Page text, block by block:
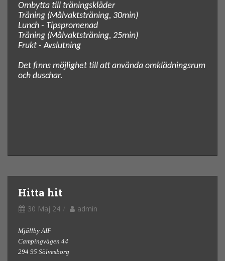
Ombytta till träningskläder
Träning (Målvaktsträning, 30min)
Lunch - Tipspromenad
Träning (Målvaktsträning, 25min)
Frukt - Avslutning
Det finns möjlighet till att använda omklädningsrum
och duschar.
Hitta hit
30 Maj 24 admin
Mjällby AIF
Campingvägen 44
294 95 Sölvesborg